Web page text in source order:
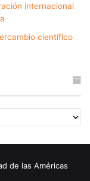
internacional
científico
de las Américas